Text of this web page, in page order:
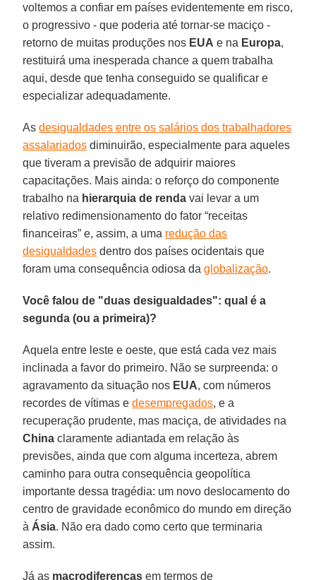
voltemos a confiar em países evidentemente em risco,
o progressivo - que poderia até tornar-se maciço -
retorno de muitas produções nos EUA e na Europa,
restituirá uma inesperada chance a quem trabalha
aqui, desde que tenha conseguido se qualificar e
especializar adequadamente.
Asdesigualdades entre os salários dos trabalhadores
assalariados diminuirão, especialmente para aqueles
que tiveram a previsão de adquirir maiores
capacitações. Mais ainda: o reforço do componente
trabalho na hierarquia de renda vai levar a um
relativo redimensionamento do fator “receitas
financeiras” e, assim, a uma redução das
desigualdades dentro dos países ocidentais que
foram uma consequência odiosa daglobalização.
Você falou de "duas desigualdades": qual é a
segunda (ou a primeira)?
Aquela entre leste e oeste, que está cada vez mais
inclinada a favor do primeiro. Não se surpreenda: o
agravamento da situação nos EUA, com números
recordes de vítimas edesempregados, e a
recuperação prudente, mas maciça, de atividades na
China claramente adiantada em relação às
previsões, ainda que com alguma incerteza, abrem
caminho para outra consequência geopolítica
importante dessa tragédia: um novo deslocamento do
centro de gravidade econômico do mundo em direção
à Ásia. Não era dado como certo que terminaria
assim.
Já as macrodiferenças em termos de